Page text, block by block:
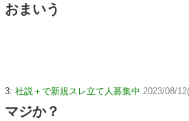
おまいう
3: 社説＋で新規スレ立て人募集中 2023/08/
マジか？